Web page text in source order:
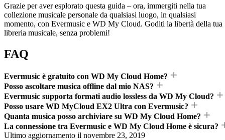
Grazie per aver esplorato questa guida – ora, immergiti nella tua
collezione musicale personale da qualsiasi luogo, in qualsiasi
momento, con Evermusic e WD My Cloud. Goditi la libertà della tua
libreria musicale, senza problemi!
FAQ
Evermusic è gratuito con WD My Cloud Home?
Posso ascoltare musica offline dal mio NAS?
Evermusic supporta formati audio lossless da WD My Cloud?
Posso usare WD MyCloud EX2 Ultra con Evermusic?
Quanta musica posso archiviare su WD My Cloud Home?
La connessione tra Evermusic e WD My Cloud Home è sicura?
Ultimo aggiornamento il novembre 23, 2019